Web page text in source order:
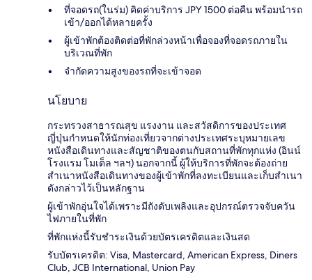
ที่จอดรถ(ในร่ม) คิดค่าบริการ JPY 1500 ต่อคืน พร้อมนำรถ
เข้า/ออกได้หลายครั้ง
ผู้เข้าพักต้องติดต่อที่พักล่วงหน้าเพื่อจองที่จอดรถภายใน
บริเวณที่พัก
จำกัดความสูงของรถที่จะเข้าจอด
นโยบาย
กระทรวงสาธารณสุข แรงงาน และสวัสดิการของประเทศ
ญี่ปุ่นกำหนดให้นักท่องเที่ยวจากต่างประเทศระบุหมายเลข
หนังสือเดินทางและสัญชาติของตนกับสถานที่พักทุกแห่ง (อินน์
โรงแรม โมเต็ล ฯลฯ) นอกจากนี้ ผู้ให้บริการที่พักจะต้องถ่าย
สำเนาหนังสือเดินทางของผู้เข้าพักที่ลงทะเบียนและเก็บสำเนา
ดังกล่าวไว้เป็นหลักฐาน
ผู้เข้าพักอุ่นใจได้เพราะมีถังดับเพลิงและอุปกรณ์ตรวจจับควัน
ไฟภายในที่พัก
ที่พักแห่งนี้รับชำระเงินด้วยบัตรเครดิตและเงินสด
รับบัตรเครดิต: Visa, Mastercard, American Express, Diners
Club, JCB International, Union Pay